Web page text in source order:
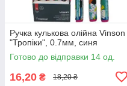
Ручка кулькова олійна Vinson
"Тропіки", 0.7мм, синя
Готово до відправки 14 од.
16,20 ₴ 18,20 ₴